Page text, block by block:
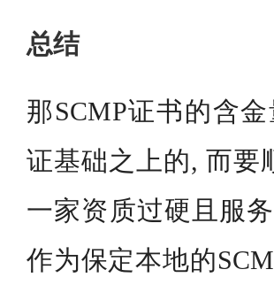
总结
那SCMP证书的含
证基础之上的, 而要
一家资质过硬且服
作为保定本地的